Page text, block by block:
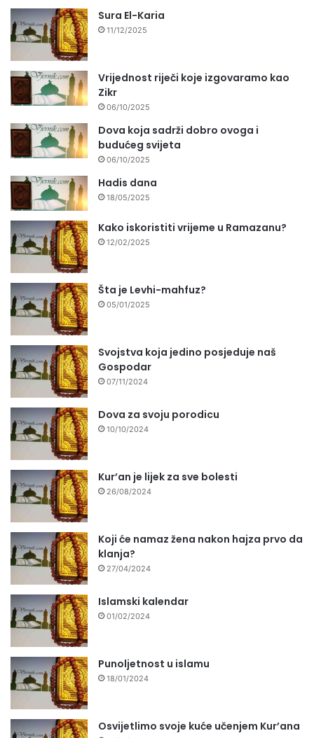
Sura El-Karia
11/12/2025
Vrijednost riječi koje izgovaramo kao
Zikr
06/10/2025
Dova koja sadrži dobro ovoga i
budućeg svijeta
06/10/2025
Hadis dana
18/05/2025
Kako iskoristiti vrijeme u Ramazanu?
12/02/2025
Šta je Levhi-mahfuz?
05/01/2025
Svojstva koja jedino posjeduje naš
Gospodar
07/11/2024
Dova za svoju porodicu
10/10/2024
Kur’an je lijek za sve bolesti
26/08/2024
Koji će namaz žena nakon hajza prvo da
klanja?
27/04/2024
Islamski kalendar
01/02/2024
Punoljetnost u islamu
18/01/2024
Osvijetlimo svoje kuće učenjem Kur’ana